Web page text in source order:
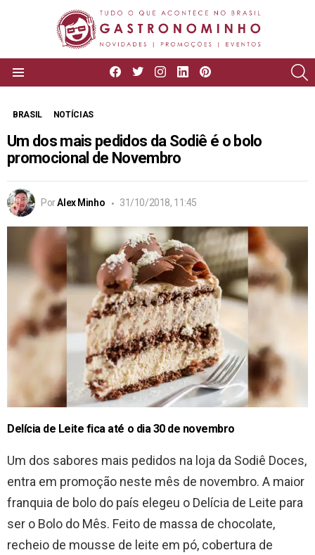
facebooktwitterinstagram
linkedin
BRASIL NOTÍCIAS
Um dos mais pedidos da Sodiê é o bolo
promocional de Novembro
PorAlex Minho 31/10/2018, 11:45
Delícia de Leite fica até o dia 30 de novembro
Um dos sabores mais pedidos na loja da Sodiê Doces,
entra em promoção neste mês de novembro. A maior
franquia de bolo do país elegeu o Delícia de Leite para
ser o Bolo do Mês. Feito de massa de chocolate,
recheio de mousse de leite em pó, cobertura de